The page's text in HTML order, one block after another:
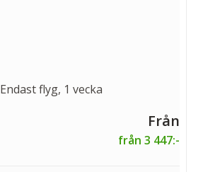
flyg, 1 vecka
från 3 447:-